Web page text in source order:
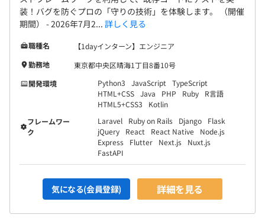
装！バグを防ぐプロの「守りの技術」を体験します。 （開催
期間） - 2026年7月2... 詳しく見る
職種名
【1dayインターン】エンジニア
勤務地
東京都中央区晴海1丁目8番10号
開発環境
Python3 JavaScript
TypeScript
HTML+CSS Java PHP Ruby
R言語
HTML5+CSS3
Kotlin
フレームワー
ク
Laravel Ruby on Rails Django
Flask
jQuery
React React Native
Node.js
Express
Flutter Next.js
Nuxt.js
FastAPI
気になる(会員登録) 詳細を見る